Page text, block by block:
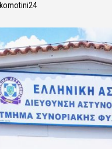
komotini24